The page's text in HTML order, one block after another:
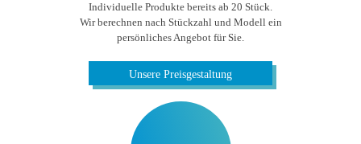
Individuelle Produkte bereits ab 20 Stück.
Wir berechnen nach Stückzahl und Modell ein
persönliches Angebot für Sie.
Unsere Preisgestaltung